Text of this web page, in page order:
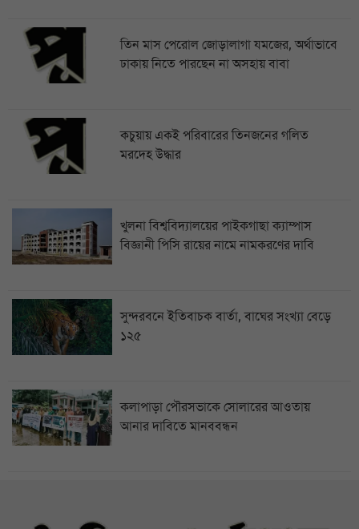
তিন মাস পেরোল জোড়ালাগা যমজের, অর্থাভাবে
ঢাকায় নিতে পারছেন না অসহায় বাবা
কচুয়ায় একই পরিবারের তিনজনের গলিত
মরদেহ উদ্ধার
খুলনা বিশ্ববিদ্যালয়ের পাইকগাছা ক্যাম্পাস
বিজ্ঞানী পিসি রায়ের নামে নামকরণের দাবি
সুন্দরবনে ইতিবাচক বার্তা, বাঘের সংখ্যা বেড়ে
১২৫
কলাপাড়া পৌরসভাকে সোলারের আওতায়
আনার দাবিতে মানববন্ধন